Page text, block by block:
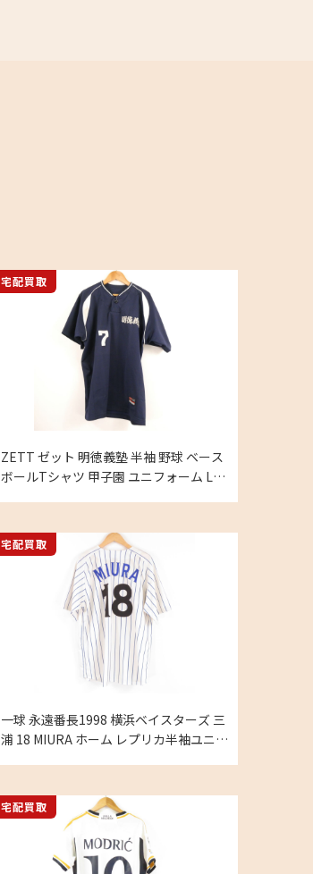
ZETT ゼット 明徳義塾 半袖 野球 ベース
ボールTシャツ 甲子園 ユニフォーム Lの
宅配買取
一球 永遠番長1998 横浜ベイスターズ 三
浦 18 MIURA ホーム レプリカ半袖ユニフ
宅配買取
宅配買取